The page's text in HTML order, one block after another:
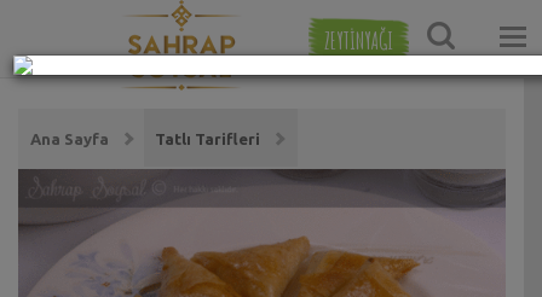
ZEYTİNYAĞI
Ana Sayfa Tatlı Tarifleri